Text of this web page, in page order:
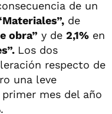
de un
de
obra” y de 2,1% en
Los dos
respecto de
una leve
mes del año